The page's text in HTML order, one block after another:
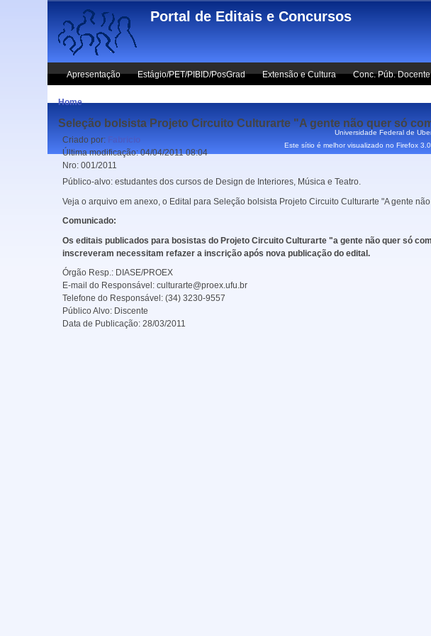
Skip to main content
Portal de Editais e Concursos
Apresentação Estágio/PET/PIBID/PosGrad Extensão e Cultura Conc. Púb. Docente
Home
Seleção bolsista Projeto Circuito Culturarte "A gente não quer só
Criado por: Fabricio
Última modificação:04/04/2011 08:04
Nro:001/2011
Público-alvo: estudantes dos cursos de Design de Interiores, Música e Teatro.
Veja o arquivo em anexo, o Edital para Seleção bolsista Projeto Circuito Culturarte "A gente
Comunicado:
Os editais publicados para bosistas do Projeto Circuito Culturarte "a gente não quer só
inscreveram necessitam refazer a inscrição após nova publicação do edital.
Órgão Resp.: DIASE/PROEX
E-mail do Responsável:culturarte@proex.ufu.br
Telefone do Responsável:(34) 3230-9557
Público Alvo: Discente
Data de Publicação:28/03/2011
Universidade Federal de
Este sítio é melhor visualizado no Firefox